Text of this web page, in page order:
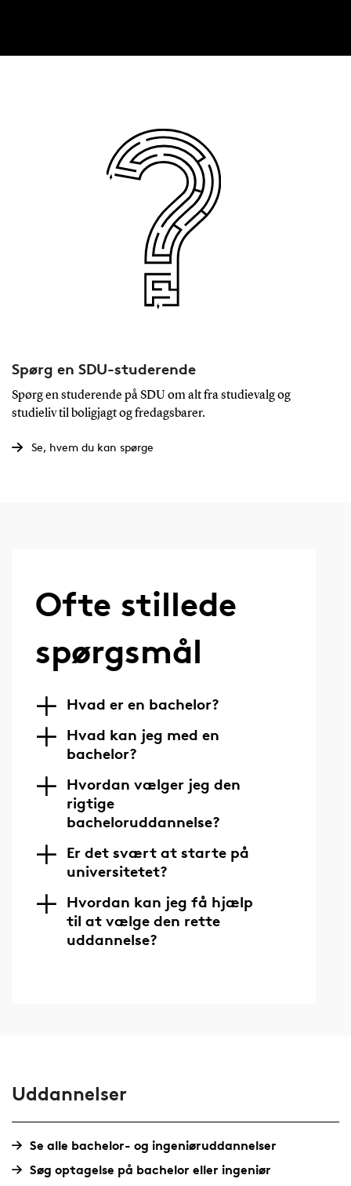
Spørg en SDU-studerende
Spørg en studerende på SDU om alt fra studievalg og
studieliv til boligjagt og fredagsbarer.
Se, hvem du kan spørge
Ofte stillede
spørgsmål
Hvad er en bachelor?
Hvad kan jeg med en
bachelor?
Hvordan vælger jeg den
rigtige
bacheloruddannelse?
Er det svært at starte på
universitetet?
Hvordan kan jeg få hjælp
til at vælge den rette
uddannelse?
Uddannelser
Se alle bachelor- og ingeniøruddannelser
Søg optagelse på bachelor eller ingeniør